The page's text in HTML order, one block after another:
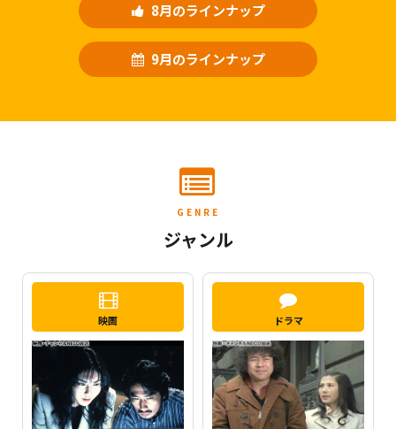
8月のラインナップ
9月のラインナップ
GENRE
ジャンル
映画 ドラマ